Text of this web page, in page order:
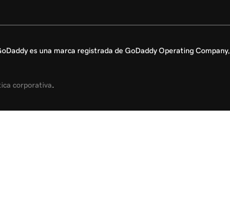
es una marca registrada de GoDaddy Operating Company,
corporativa.